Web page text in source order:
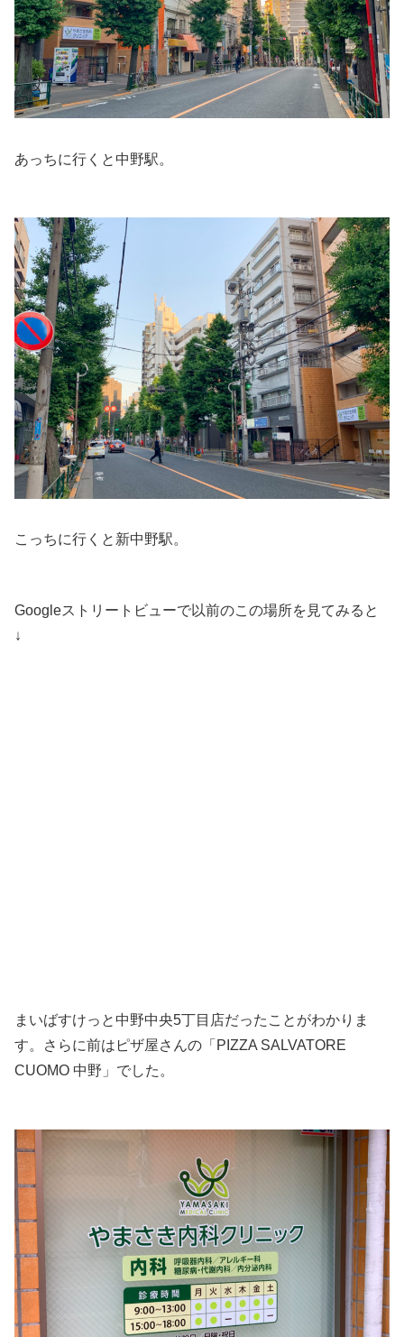
あっちに行くと中野駅。
こっちに行くと新中野駅。
Googleストリートビューで以前のこの場所を見てみると
↓
まいばすけっと中野中央5丁目店だったことがわかりま
す。さらに前はピザ屋さんの「PIZZA SALVATORE
CUOMO 中野」でした。